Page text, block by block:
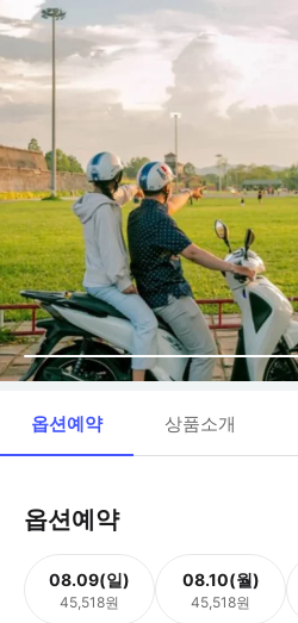
옵션예약 상품소개
옵션예약
08.09(일)
45,518원
08.10(월)
45,518원